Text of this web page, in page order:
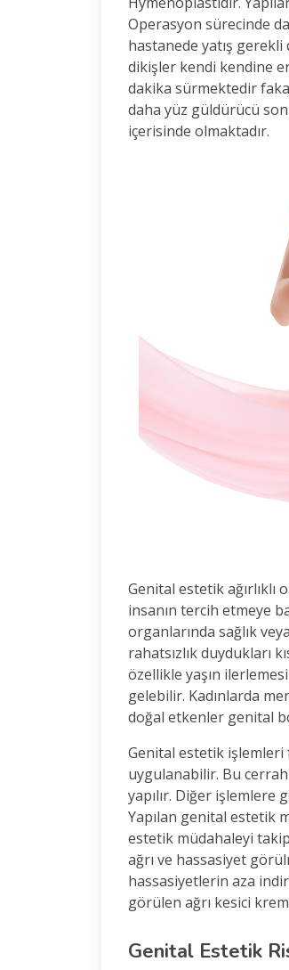
Operasyon sürecinde
hastanede yatış
dikişler kendi kendine
dakika sürmektedir
daha yüz güldürücü
içerisinde olmaktadır.
Genital estetik
insanın tercih etmeye
organlarında sağlık
rahatsızlık duydukları
özellikle yaşın
gelebilir. Kadınlarda
doğal etkenler genital
Genital estetik
uygulanabilir. Bu
yapılır. Diğer işlemlere
Yapılan genital estetik
estetik müdahaleyi
ağrı ve hassasiyet
hassasiyetlerin aza
görülen ağrı kesici
Genital Estetik